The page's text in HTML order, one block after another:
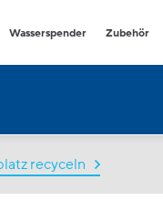
Wasserspender
Die weltweit
Wasserspender.
Zubehör
recyceln